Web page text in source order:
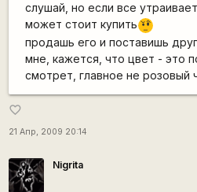
слушай, но если все
может стоит купить???
продашь его и поставишь
мне, кажется, что цвет - это
смотрет, главное не розовый
favorite_border
21 Апр, 2009 20:14
Nigrita